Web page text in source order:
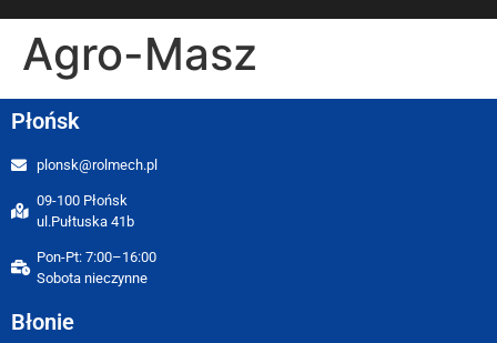
Agro-Masz
Płońsk
plonsk@rolmech.pl
09-100 Płońsk
ul.Pułtuska 41b
Pon-Pt: 7:00–16:00
Sobota nieczynne
Błonie